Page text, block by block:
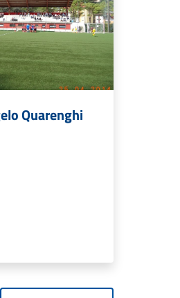
Quarenghi